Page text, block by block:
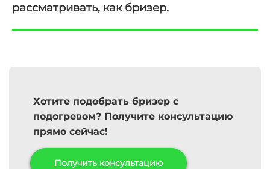
рассматривать, как бризер.
Хотите подобрать бризер с
подогревом? Получите консультацию
прямо сейчас!
Получить консультацию